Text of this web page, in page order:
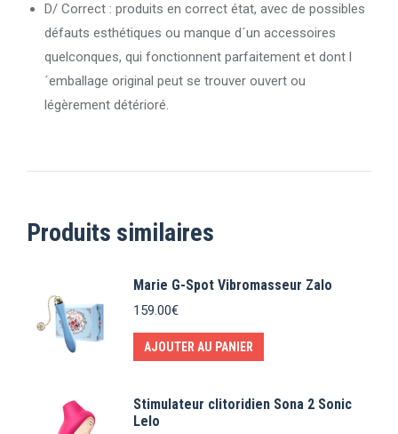
D/ Correct : produits en correct état, avec de possibles
défauts esthétiques ou manque d´un accessoires
quelconques, qui fonctionnent parfaitement et dont l
´emballage original peut se trouver ouvert ou
légèrement détérioré.
Produits similaires
Marie G-Spot Vibromasseur Zalo
159.00€
AJOUTER AU PANIER
Stimulateur clitoridien Sona 2 Sonic
Lelo